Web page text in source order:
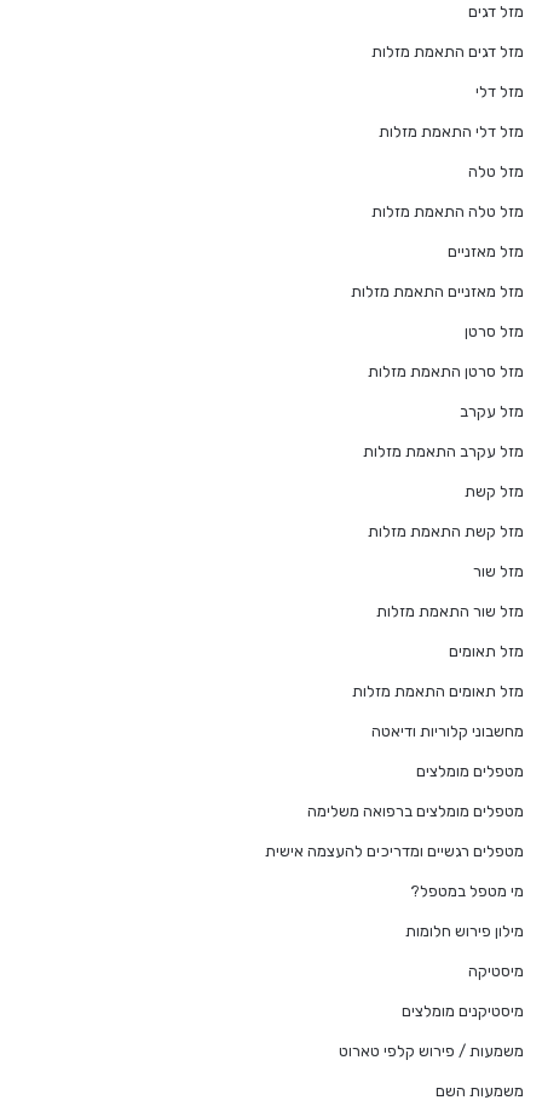
מזל דגים
מזל דגים התאמת מזלות
מזל דלי
מזל דלי התאמת מזלות
מזל טלה
מזל טלה התאמת מזלות
מזל מאזניים
מזל מאזניים התאמת מזלות
מזל סרטן
מזל סרטן התאמת מזלות
מזל עקרב
מזל עקרב התאמת מזלות
מזל קשת
מזל קשת התאמת מזלות
מזל שור
מזל שור התאמת מזלות
מזל תאומים
מזל תאומים התאמת מזלות
מחשבוני קלוריות ודיאטה
מטפלים מומלצים
מטפלים מומלצים ברפואה משלימה
מטפלים רגשיים ומדריכים להעצמה אישית
מי מטפל במטפל?
מילון פירוש חלומות
מיסטיקה
מיסטיקנים מומלצים
משמעות / פירוש קלפי טארוט
משמעות השם